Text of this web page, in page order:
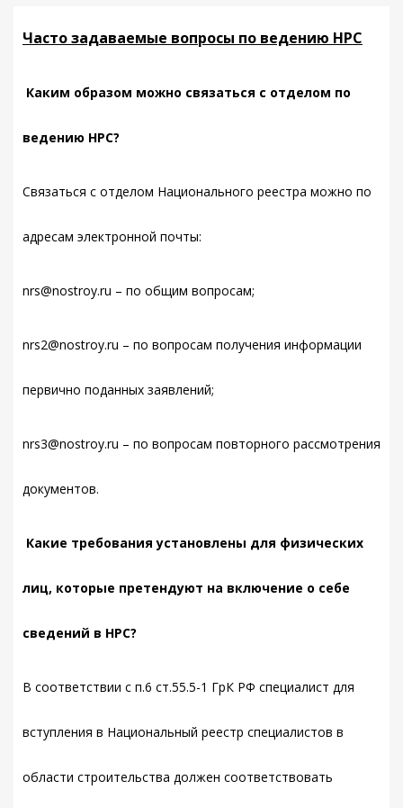
Часто задаваемые вопросы по ведению НРС
Каким образом можно связаться с отделом по
ведению НРС?
Связаться с отделом Национального реестра можно по
адресам электронной почты:
nrs@nostroy.ru – по общим вопросам;
nrs2@nostroy.ru – по вопросам получения информации
первично поданных заявлений;
nrs3@nostroy.ru – по вопросам повторного рассмотрения
документов.
Какие требования установлены для физических
лиц, которые претендуют на включение о себе
сведений в НРС?
В соответствии с п.6 ст.55.5-1 ГрК РФ специалист для
вступления в Национальный реестр специалистов в
области строительства должен соответствовать